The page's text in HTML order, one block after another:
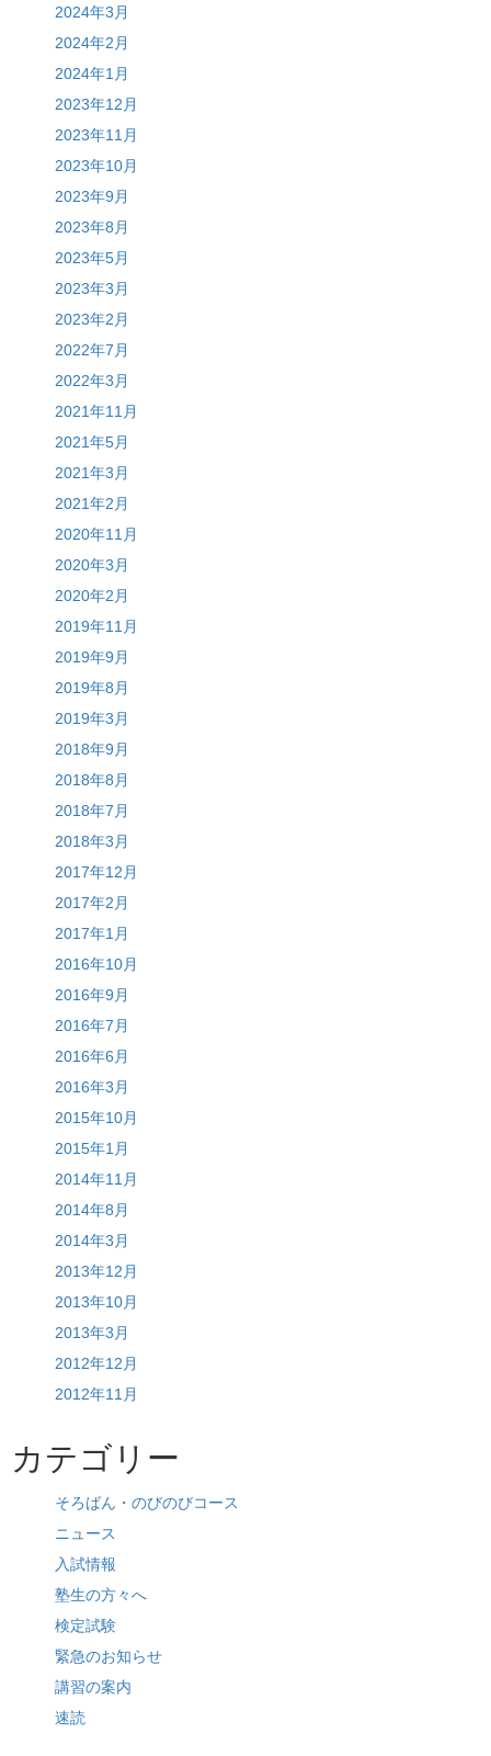
2024年3月
2024年2月
2024年1月
2023年12月
2023年11月
2023年10月
2023年9月
2023年8月
2023年5月
2023年3月
2023年2月
2022年7月
2022年3月
2021年11月
2021年5月
2021年3月
2021年2月
2020年11月
2020年3月
2020年2月
2019年11月
2019年9月
2019年8月
2019年3月
2018年9月
2018年8月
2018年7月
2018年3月
2017年12月
2017年2月
2017年1月
2016年10月
2016年9月
2016年7月
2016年6月
2016年3月
2015年10月
2015年1月
2014年11月
2014年8月
2014年3月
2013年12月
2013年10月
2013年3月
2012年12月
2012年11月
カテゴリー
そろばん・のびのびコース
ニュース
入試情報
塾生の方々へ
検定試験
緊急のお知らせ
講習の案内
速読